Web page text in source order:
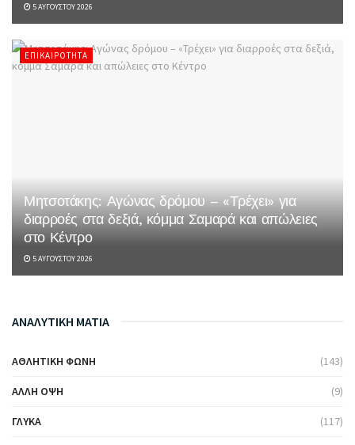
5 ΑΥΓΟΎΣΤΟΥ 2026
ΕΠΙΚΑΙΡΌΤΗΤΑ
Μητσοτάκης: Αγώνας δρόμου – «Τρέχει» για
διαρροές στα δεξιά, κόμμα Σαμαρά και απώλειες
στο Κέντρο
5 ΑΥΓΟΎΣΤΟΥ 2026
ΑΝΑΛΥΤΙΚΗ ΜΑΤΙΑ
ΑΘΛΗΤΙΚΉ ΦΩΝΉ (143)
ΆΛΛΗ ΌΨΗ (9)
ΓΛΥΚΆ (117)